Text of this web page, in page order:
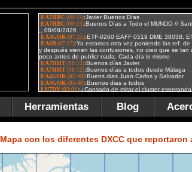
Herramientas Blog
Mapa con los diferentes DXCC que reportaron
GR HR IR JR KR